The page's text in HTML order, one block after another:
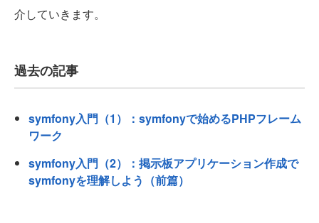
介していきます。
過去の記事
symfony入門（1）：symfonyで始めるPHPフレーム
ワーク
symfony入門（2）：掲示板アプリケーション作成で
symfonyを理解しよう（前篇）